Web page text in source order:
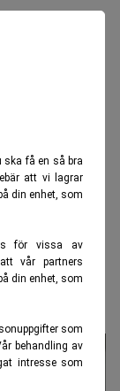
ska få en så bra
att vi lagrar
din enhet, som
för vissa av
vår partners
din enhet, som
som
behandling av
intresse som